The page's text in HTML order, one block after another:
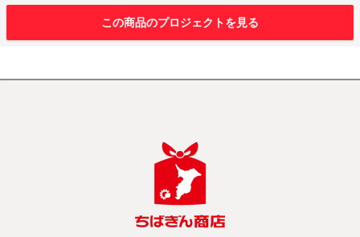
この商品のプロジェクトを見る